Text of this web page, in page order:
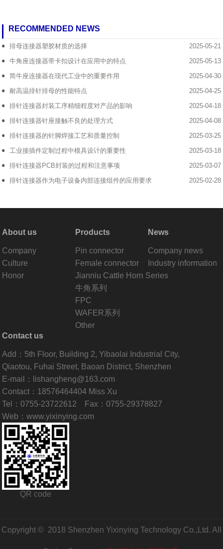
RECOMMENDED NEWS
2025-05-21
排母连接器塑胶材质的选择
2025-05-13
牛角座连接器带卡扣设计在应用中的特点
2025-04-30
简牛座连接器在现代工业中的重要作用
2025-04-25
耐高温排针排母的性能特点
2025-04-18
排针连接器封装工序精细程度对产品的影响
2025-04-08
排针连接器针座接触不良的处理方式
2025-03-25
排针连接器的针脚焊接工艺和质量控制
2025-03-18
工业接插件定制过程中模具设计的重要性
2025-03-07
排针连接器PCB封装的过程和注意事项
2025-02-28
排针连接器作为电子设备内部连接组件的应用要求
About us
Company
Culture
Honor
Products
Pin connector
Female connector
Jianniu Cattle Horn Series
牛角系列
FPC
WAFER系列
Other
News
Company news
Industry information
Contact us
Add：5th Floor, Building 2, Yibaolai Industrial City,
Qiaotou, Fuhai Street, Baoan District, Shenzhen
E-mail：lishangheng@163.com
Contact：18576464404 Miss Xu
Tel：0755-23722612 Fax：0755-29378827
Web：www.yixinying.com
QR code
Copyright © 2018 Shenzhen Yixinying Technology Co.,Ltd. All